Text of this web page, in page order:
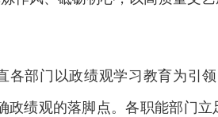
各部门以政绩观学习教育为引
绩观的落脚点。各职能部门